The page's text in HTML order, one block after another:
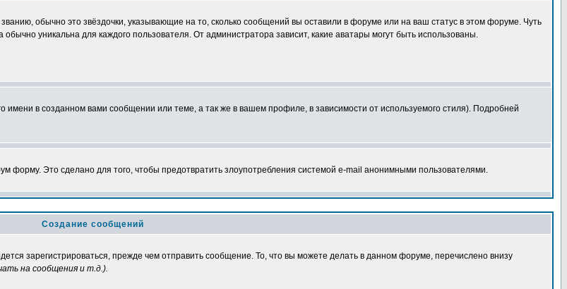
обычно это звёздочки, указывающие на то, сколько сообщений вы оставили в форуме или на ваш статус в этом форуме. Чуть
уникальна для каждого пользователя. От администратора зависит, какие аватары могут быть использованы.
в созданном вами сообщении или теме, а так же в вашем профиле, в зависимости от используемого стиля). Подробней
форму. Это сделано для того, чтобы предотвратить злоупотребления системой e-mail анонимными пользователями.
Создание сообщений
зарегистрироваться, прежде чем отправить сообщение. То, что вы можете делать в данном форуме, перечислено внизу
на сообщения и т.д.).